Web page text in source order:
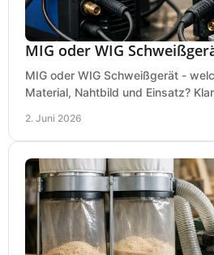
MIG oder WIG
MIG oder WIG Schweißgerät -
Material, Nahtbild und Einsatz?
2. Juni 2026